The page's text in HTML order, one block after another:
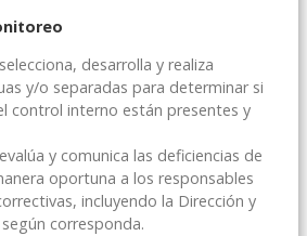
desarrolla y realiza
y/o separadas para determinar si
control interno están presentes y
y comunica las deficiencias de
oportuna a los responsables
incluyendo la Dirección y
corresponda.